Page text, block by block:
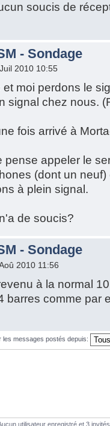
soucis de
- Sondage
2010 10:55
et moi perdons le
signal chez nous.
fois arrivé à
pense appeler le
(dont un
à plein signal.
de soucis?
- Sondage
2010 11:56
à la normal
barres comme par
les messages postés depuis:
utilisateur enregistré et 3 invités